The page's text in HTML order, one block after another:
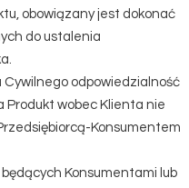
obowiązany jest dokonać
do ustalenia
Cywilnego odpowiedzialność
Produkt wobec Klienta nie
Konsumentem
będących Konsumentami lub